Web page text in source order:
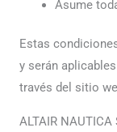
Asume
Estas
y serán
través del sitio
ALTAIR